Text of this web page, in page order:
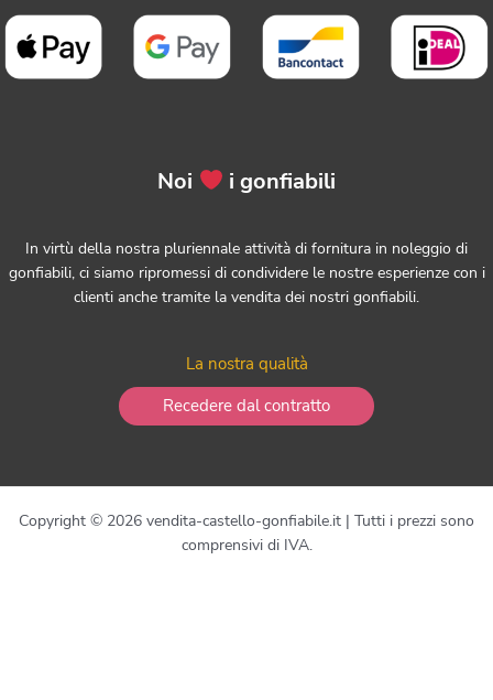
Noi i gonfiabili
In virtù della nostra pluriennale attività di fornitura in noleggio di
gonfiabili, ci siamo ripromessi di condividere le nostre esperienze con i
clienti anche tramite la vendita dei nostri gonfiabili.
La nostra qualità
Recedere dal contratto
Copyright © 2026 vendita-castello-gonfiabile.it | Tutti i prezzi sono
comprensivi di IVA.